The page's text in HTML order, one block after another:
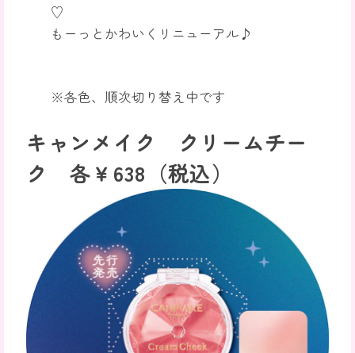
♡
もーっとかわいくリニューアル♪
※各色、順次切り替え中です
キャンメイク クリームチー
ク 各￥638（税込）